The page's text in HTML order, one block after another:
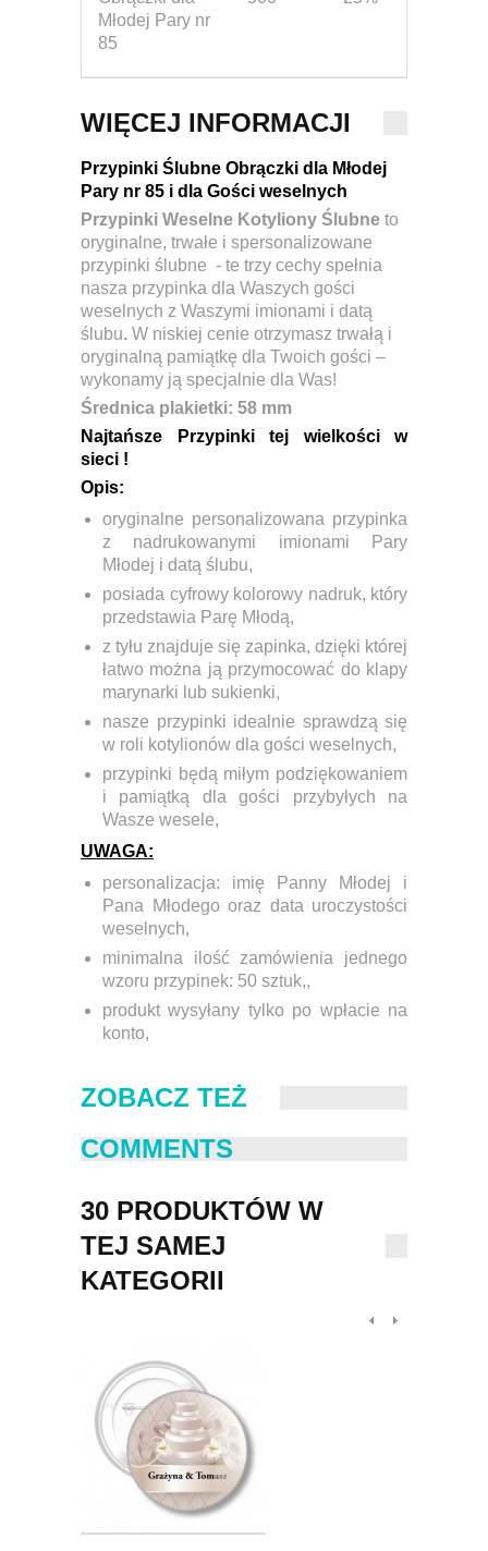
Młodej Pary nr
85
WIĘCEJ INFORMACJI
Przypinki Ślubne Obrączki dla Młodej
Pary nr 85 i dla Gości weselnych
Przypinki Weselne Kotyliony Ślubne to
oryginalne, trwałe i spersonalizowane
przypinki ślubne - te trzy cechy spełnia
nasza przypinka dla Waszych gości
weselnych z Waszymi imionami i datą
ślubu. W niskiej cenie otrzymasz trwałą i
oryginalną pamiątkę dla Twoich gości –
wykonamy ją specjalnie dla Was!
Średnica plakietki: 58 mm
Najtańsze Przypinki tej wielkości w
sieci !
Opis:
oryginalne personalizowana przypinka
z nadrukowanymi imionami Pary
Młodej i datą ślubu,
posiada cyfrowy kolorowy nadruk, który
przedstawia Parę Młodą,
z tyłu znajduje się zapinka, dzięki której
łatwo można ją przymocować do klapy
marynarki lub sukienki,
nasze przypinki idealnie sprawdzą się
w roli kotylionów dla gości weselnych,
przypinki będą miłym podziękowaniem
i pamiątką dla gości przybyłych na
Wasze wesele,
UWAGA:
personalizacja: imię Panny Młodej i
Pana Młodego oraz data uroczystości
weselnych,
minimalna ilość zamówienia jednego
wzoru przypinek: 50 sztuk,,
produkt wysyłany tylko po wpłacie na
konto,
ZOBACZ TEŻ
COMMENTS
30 PRODUKTÓW W
TEJ SAMEJ
KATEGORII